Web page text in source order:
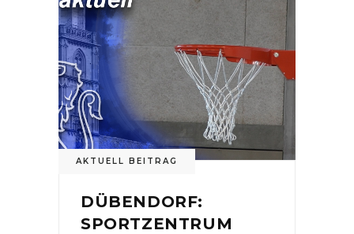
AKTUELL BEITRAG
DÜBENDORF:
SPORTZENTRUM